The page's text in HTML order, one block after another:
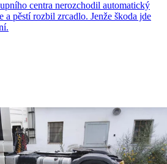
centra nerozchodil automatický
a pěstí rozbil zrcadlo. Jenže škoda jde